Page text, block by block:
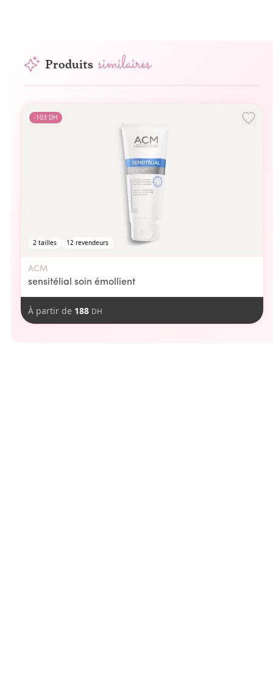
Produits similaires
-103 DH
2 tailles 12 revendeurs
ACM
sensitélial soin émollient
À partir de 188 DH